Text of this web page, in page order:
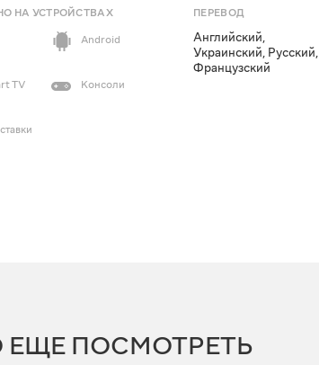
НА УСТРОЙСТВАХ
Android
TV Консоли
ПЕРЕВОД
Английский,
Украинский, Русский,
Французский
ЕЩЕ ПОСМОТРЕТЬ